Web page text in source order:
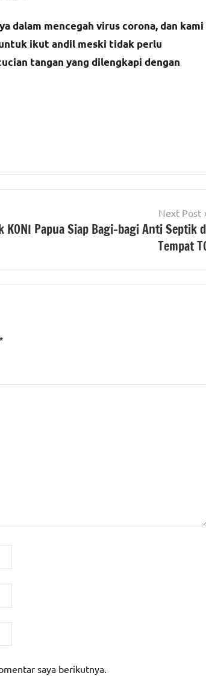
dalam mencegah virus corona, dan kami
ikut andil meski tidak perlu
tangan yang dilengkapi dengan
Next Post
KONI Papua Siap Bagi-bagi Anti Septik
Tempat
saya berikutnya.